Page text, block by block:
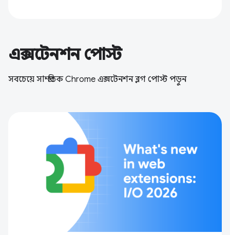
এক্সটেনশন পোস্ট
সবচেয়ে সাম্প্রতিক Chrome এক্সটেনশন ব্লগ পোস্ট পড়ুন